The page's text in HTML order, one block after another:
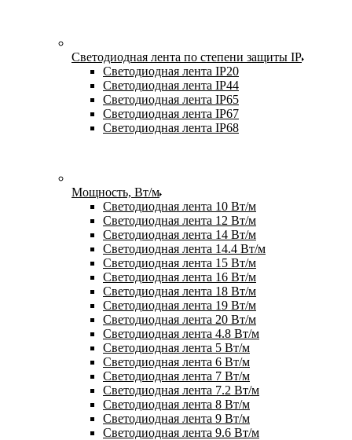
Светодиодная лента по степени защиты IP
Светодиодная лента IP20
Светодиодная лента IP44
Светодиодная лента IP65
Светодиодная лента IP67
Светодиодная лента IP68
Мощность, Вт/м
Светодиодная лента 10 Вт/м
Светодиодная лента 12 Вт/м
Светодиодная лента 14 Вт/м
Светодиодная лента 14.4 Вт/м
Светодиодная лента 15 Вт/м
Светодиодная лента 16 Вт/м
Светодиодная лента 18 Вт/м
Светодиодная лента 19 Вт/м
Светодиодная лента 20 Вт/м
Светодиодная лента 4.8 Вт/м
Светодиодная лента 5 Вт/м
Светодиодная лента 6 Вт/м
Светодиодная лента 7 Вт/м
Светодиодная лента 7.2 Вт/м
Светодиодная лента 8 Вт/м
Светодиодная лента 9 Вт/м
Светодиодная лента 9.6 Вт/м